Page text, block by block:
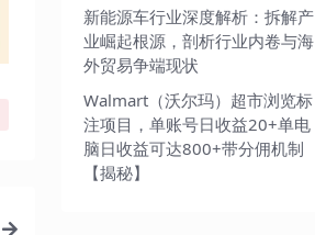
新能源车行业深度解析：拆解产
业崛起根源，剖析行业内卷与海
外贸易争端现状
Walmart（沃尔玛）超市浏览标
注项目，单账号日收益20+单电
脑日收益可达800+带分佣机制
【揭秘】